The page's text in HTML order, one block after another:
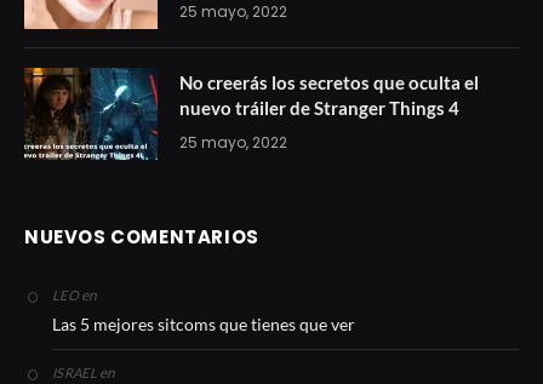
25 mayo, 2022
No creerás los secretos que oculta el
nuevo tráiler de Stranger Things 4
25 mayo, 2022
NUEVOS COMENTARIOS
LEOen
Las 5 mejores sitcoms que tienes que ver
ISRAELen